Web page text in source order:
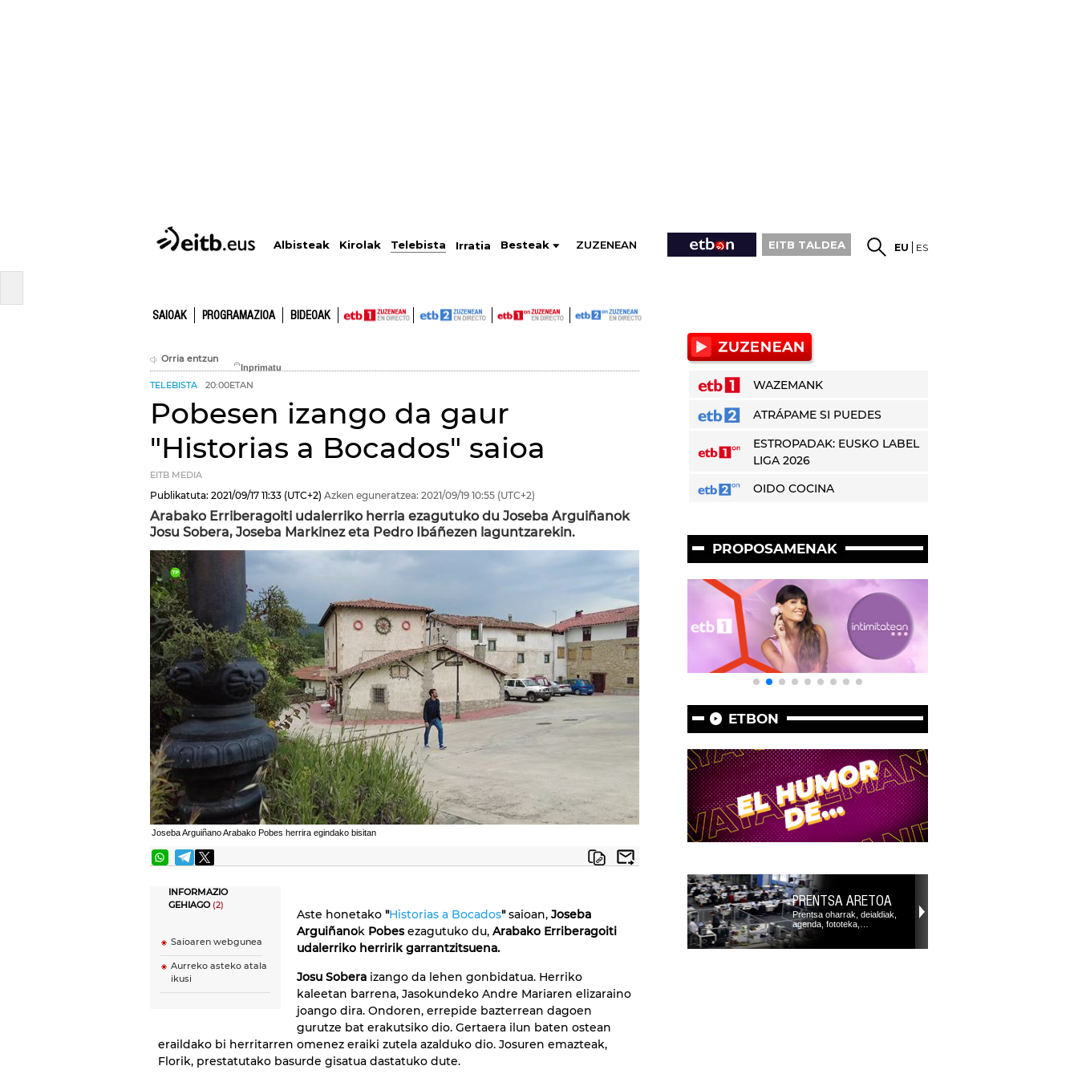
Albisteak Kirolak Telebista Irratia Besteak ZUZENEAN EITB TALDEA EU ES
SAIOAK PROGRAMAZIOA BIDEOAK
Orria entzun
TELEBISTA 20:00ETAN
Pobesen izango da gaur
"Historias a Bocados" saioa
EITB MEDIA
Publikatuta: 2021/09/17 11:33 (UTC+2) Azken eguneratzea: 2021/09/19 10:55 (UTC+2)
Arabako Erriberagoiti udalerriko herria ezagutuko du Joseba Arguiñanok
Josu Sobera, Joseba Markinez eta Pedro Ibáñezen laguntzarekin.
Joseba Arguiñano Arabako Pobes herrira egindako bisitan
INFORMAZIO
GEHIAGO(2)
Saioaren webgunea
Aurreko asteko atala
ikusi
Aste honetako "Historias a Bocados"saioan, Joseba
Arguiñanok Pobesezagutuko du, Arabako Erriberagoiti
udalerriko herririk garrantzitsuena.
Josu Sobera izango da lehen gonbidatua. Herriko
kaleetan barrena, Jasokundeko Andre Mariaren elizaraino
joango dira. Ondoren, errepide bazterrean dagoen
gurutze bat erakutsiko dio. Gertaera ilun baten ostean
eraildako bi herritarren omenez eraiki zutela azalduko dio. Josuren emazteak,
Florik, prestatutako basurde gisatua dastatuko dute.
WAZEMANK
ATRÁPAME SI PUEDES
ESTROPADAK: EUSKO LABEL
LIGA 2026
OIDO COCINA
PROPOSAMENAK
ETBON
PRENTSA ARETOA
Prentsa oharrak, deialdiak,
agenda, fototeka,…